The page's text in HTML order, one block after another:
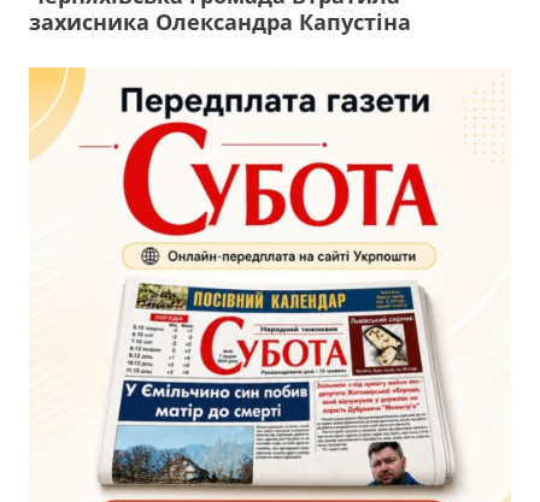
захисника Олександра Капустіна